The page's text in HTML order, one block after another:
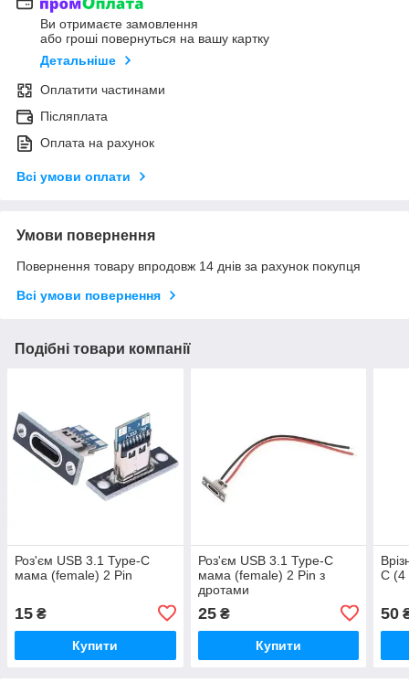
Ви отримаєте замовлення
або гроші повернуться на вашу картку
Детальніше
Оплатити частинами
Післяплата
Оплата на рахунок
Всі умови оплати
Умови повернення
Повернення товару впродовж 14 днів за рахунок покупця
Всі умови повернення
Подібні товари компанії
Роз'єм USB 3.1 Type-C
мама (female) 2 Pin
15 ₴
Купити
Роз'єм USB 3.1 Type-C
мама (female) 2 Pin з
дротами
25₴
Купити
C (4
50